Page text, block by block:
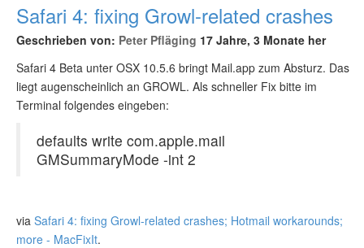
Safari 4: fixing Growl-related crashes
Geschrieben von: Peter Pfläging 17 Jahre, 3 Monate her
Safari 4 Beta unter OSX 10.5.6 bringt Mail.app zum Absturz. Das
liegt augenscheinlich an GROWL. Als schneller Fix bitte im
Terminal folgendes eingeben:
defaults write com.apple.mail
GMSummaryMode -int 2
via Safari 4: fixing Growl-related crashes; Hotmail workarounds;
more - MacFixIt.